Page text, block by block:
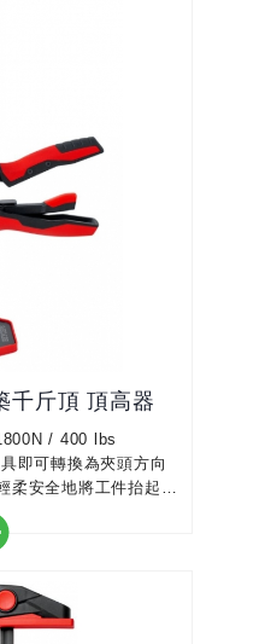
千斤頂 頂高器
/ 400 lbs
即可轉換為夾頭方向
柔安全地將工件抬起
護機械裝置免受灰塵污
被夾住
由雙組分塑膠製成的泵
釋放的大小兩個手壓桿